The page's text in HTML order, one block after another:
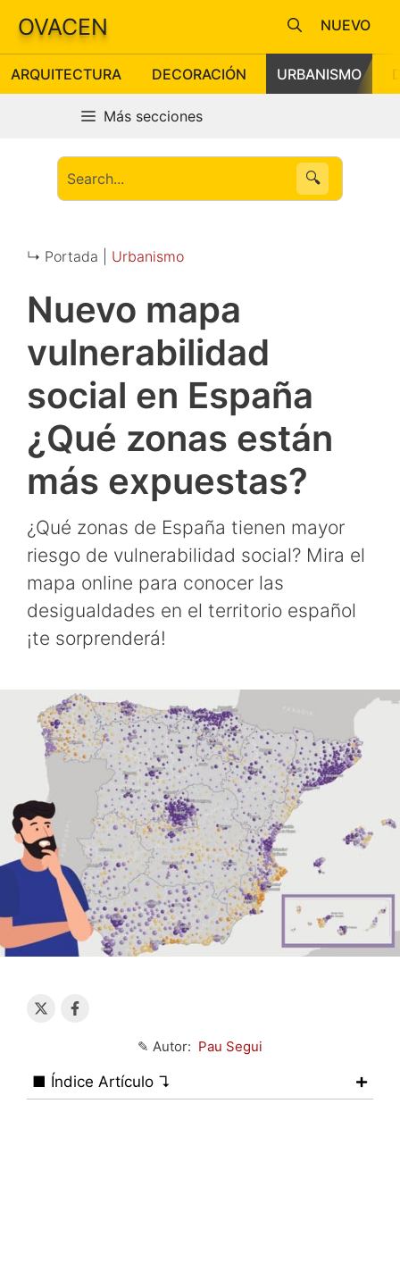
Saltar
contenido
OVACEN
ARQUITECTURA DECORACIÓN URBANISMO
NUEVO
Más secciones
🔍
↳ Portada | Urbanismo
Nuevo mapa
vulnerabilidad
social en España
¿Qué zonas están
más expuestas?
¿Qué zonas de España tienen mayor
riesgo de vulnerabilidad social? Mira el
mapa online para conocer las
desigualdades en el territorio español
¡te sorprenderá!
✎ Autor: Pau Segui
■ Índice Artículo ↴